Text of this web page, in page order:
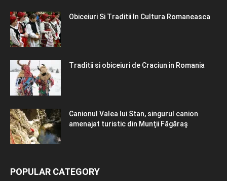
Obiceiuri Si Traditii In Cultura Romaneasca
Traditii si obiceiuri de Craciun in Romania
Canionul Valea lui Stan, singurul canion
amenajat turistic din Munţii Făgăraş
POPULAR CATEGORY